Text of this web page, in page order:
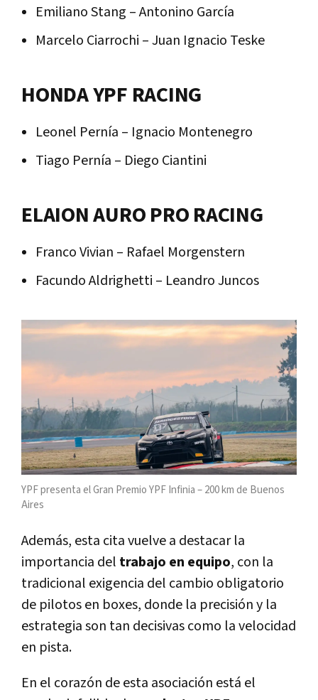
Emiliano Stang – Antonino García
Marcelo Ciarrochi – Juan Ignacio Teske
HONDA YPF RACING
Leonel Pernía – Ignacio Montenegro
Tiago Pernía – Diego Ciantini
ELAION AURO PRO RACING
Franco Vivian – Rafael Morgenstern
Facundo Aldrighetti – Leandro Juncos
YPF presenta el Gran Premio YPF Infinia – 200 km de Buenos
Aires
Además, esta cita vuelve a destacar la
importancia del trabajo en equipo, con la
tradicional exigencia del cambio obligatorio
de pilotos en boxes, donde la precisión y la
estrategia son tan decisivas como la velocidad
en pista.
En el corazón de esta asociación está el